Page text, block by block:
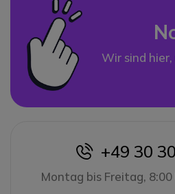
Wir sind
icon
+49 30
Montag bis Freitag, 8:00